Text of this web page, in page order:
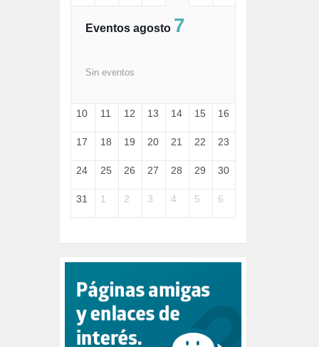
FELICIDAD (1)
FRANCISCO (5)
HUGO ZÁRATE (30)
I A (2)
INDEPENDENCIA (15)
INTELIGENCIA ARTIFICIAL (1)
JANE GOODDALL (1)
JAZZ (1)
JÓVENES (28)
JUSTICIA (13)
LEÓN XIV (5)
LGTBI (1)
Eventos agosto 7
Sin eventos
10 11 12 13 14 15 16
17 18 19 20 21 22 23
24 25 26 27 28 29 30
31 1 2 3 4 5 6